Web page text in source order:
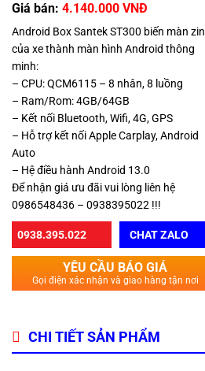
Giá bán: 4.140.000 VNĐ
Android Box Santek ST300 biến màn zin
của xe thành màn hình Android thông
minh:
– CPU: QCM6115 – 8 nhân, 8 luồng
– Ram/Rom: 4GB/64GB
– Kết nối Bluetooth, Wifi, 4G, GPS
– Hỗ trợ kết nối Apple Carplay, Android
Auto
– Hệ điều hành Android 13.0
Để nhận giá ưu đãi vui lòng liên hệ
0986548436 – 0938395022 !!!
0938.395.022 CHAT ZALO
YÊU CẦU BÁO GIÁ
Gọi điện xác nhận và giao hàng tận nơi
CHI TIẾT SẢN PHẨM